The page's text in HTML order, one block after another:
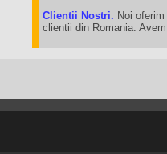
Clientii Nostri. Noi
clientii din Romania.